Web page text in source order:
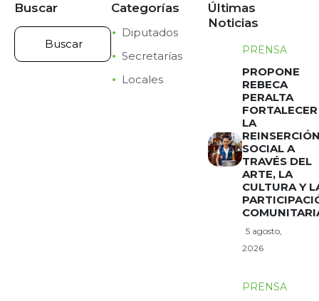
Buscar Categorías
Diputados
Secretarías
Locales
Últimas
Noticias
PRENSA
PROPONE
REBECA
PERALTA
FORTALECER
LA
SOCIAL A
TRAVÉS DEL
ARTE, LA
CULTURA Y
5 agosto,
2026
PRENSA